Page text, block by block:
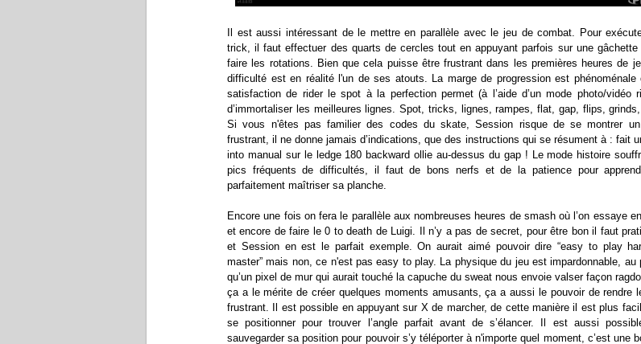
Il est aussi intéressant de le mettre en parallèle avec le jeu de combat. Pour
trick, il faut effectuer des quarts de cercles tout en appuyant parfois sur une gâchette
faire les rotations. Bien que cela puisse être frustrant dans les premières heures de
difficulté est en réalité l'un de ses atouts. La marge de progression est phénoménale
satisfaction de rider le spot à la perfection permet (à l’aide d’un mode photo/vidéo
d’immortaliser les meilleures lignes. Spot, tricks, lignes, rampes, flat, gap, flips, grinds,
Si vous n'êtes pas familier des codes du skate, Session risque de se montrer
frustrant, il ne donne jamais d’indications, que des instructions qui se résument à : fait
into manual sur le ledge 180 backward ollie au-dessus du gap ! Le mode histoire
pics fréquents de difficultés, il faut de bons nerfs et de la patience pour
parfaitement maîtriser sa planche.
Encore une fois on fera le parallèle aux nombreuses heures de smash où l’on essaye
et encore de faire le 0 to death de Luigi. Il n’y a pas de secret, pour être bon il faut
et Session en est le parfait exemple. On aurait aimé pouvoir dire “easy to play
master” mais non, ce n'est pas easy to play. La physique du jeu est impardonnable, au
qu’un pixel de mur qui aurait touché la capuche du sweat nous envoie valser façon
ça a le mérite de créer quelques moments amusants, ça a aussi le pouvoir de rendre
frustrant. Il est possible en appuyant sur X de marcher, de cette manière il est plus
se positionner pour trouver l’angle parfait avant de s’élancer. Il est aussi
sauvegarder sa position pour pouvoir s’y téléporter à n'importe quel moment, c’est une